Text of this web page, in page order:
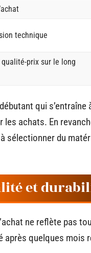
technique
qualité-prix sur le long
qui s’entraîne
les achats. En
sélectionner du
et
ne reflète pas
après quelques mois